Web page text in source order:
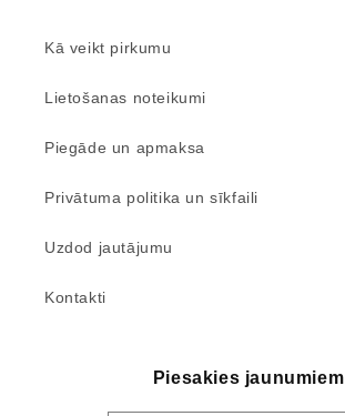
Kā veikt pirkumu
Lietošanas noteikumi
Piegāde un apmaksa
Privātuma politika un sīkfaili
Uzdod jautājumu
Kontakti
Piesakies jaunumiem